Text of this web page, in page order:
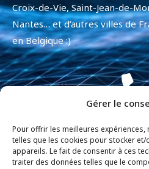
Gérer le
Pour offrir les meilleures
telles que les cookies pour stocker
appareils. Le fait de consentir à ces
traiter des données telles que le
Croix-de-Vie, Saint-Jean-de-
Nantes… et d’autres villes de
en Belgique :)
+33 7 84